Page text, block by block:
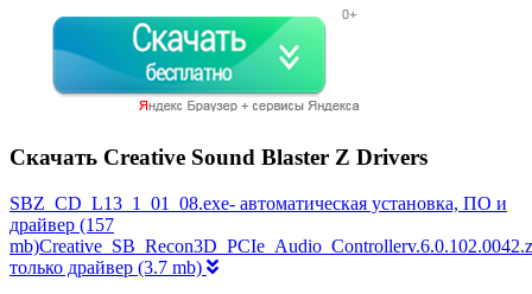
Скачать Creative Sound Blaster Z Drivers
SBZ_CD_L13_1_01_08.exe- автоматическая установка, ПО и
драйвер (157
только драйвер (3.7 mb)